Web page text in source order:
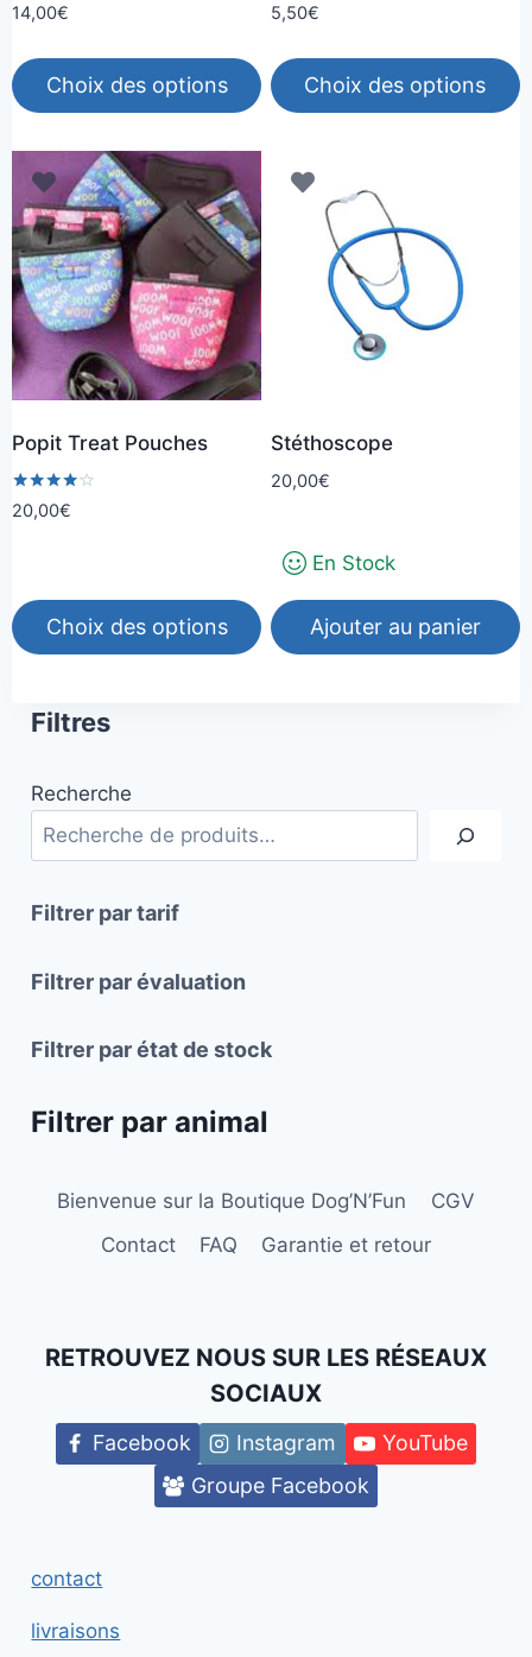
14,00€
Choix des options
plusieurs
variations.
Les
options
peuvent
être
sur
la
page
5,50€
Choix des options
plusieurs
variations.
options
sur
la
produit
Popit Treat Pouches
Note
4.00
20,00€
Choix des options
variations.
Les
options
être
sur
page
produit
Stéthoscope
20,00€
En Stock
Ajouter au panier
Filtres
Recherche
Filtrer par tarif
Filtrer par évaluation
Filtrer par état de stock
Filtrer par animal
Bienvenue sur la Boutique Dog’N’Fun
CGV
Contact
FAQ Garantie et retour
RETROUVEZ NOUS SUR LES RÉSEAUX
SOCIAUX
Facebook Instagram
YouTube
Groupe Facebook
contact
livraisons